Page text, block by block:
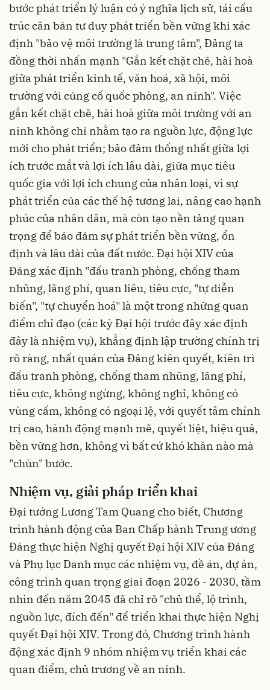
bước phát triển lý luận có ý nghĩa lịch sử, tái cấu
trúc căn bản tư duy phát triển bền vững khi xác
định "bảo vệ môi trường là trung tâm", Đảng ta
đồng thời nhấn mạnh "Gắn kết chặt chẽ, hài hoà
giữa phát triển kinh tế, văn hoá, xã hội, môi
trường với củng cố quốc phòng, an ninh". Việc
gắn kết chặt chẽ, hài hoà giữa môi trường với an
ninh không chỉ nhằm tạo ra nguồn lực, động lực
mới cho phát triển; bảo đảm thống nhất giữa lợi
ích trước mắt và lợi ích lâu dài, giữa mục tiêu
quốc gia với lợi ích chung của nhân loại, vì sự
phát triển của các thế hệ tương lai, nâng cao hạnh
phúc của nhân dân, mà còn tạo nền tảng quan
trọng để bảo đảm sự phát triển bền vững, ổn
định và lâu dài của đất nước. Đại hội XIV của
Đảng xác định "đấu tranh phòng, chống tham
nhũng, lãng phí, quan liêu, tiêu cực, "tự diễn
biến", "tự chuyển hoá" là một trong những quan
điểm chỉ đạo (các kỳ Đại hội trước đây xác định
đây là nhiệm vụ), khẳng định lập trường chính trị
rõ ràng, nhất quán của Đảng kiên quyết, kiên trì
đấu tranh phòng, chống tham nhũng, lãng phí,
tiêu cực, không ngừng, không nghỉ, không có
vùng cấm, không có ngoại lệ, với quyết tâm chính
trị cao, hành động mạnh mẽ, quyết liệt, hiệu quả,
bền vững hơn, không vì bất cứ khó khăn nào mà
"chùn" bước.
Nhiệm vụ, giải pháp triển khai
Đại tướng Lương Tam Quang cho biết, Chương
trình hành động của Ban Chấp hành Trung ương
Đảng thực hiện Nghị quyết Đại hội XIV của Đảng
và Phụ lục Danh mục các nhiệm vụ, đề án, dự án,
công trình quan trọng giai đoạn 2026 - 2030, tầm
nhìn đến năm 2045 đã chỉ rõ "chủ thể, lộ trình,
nguồn lực, đích đến" để triển khai thực hiện Nghị
quyết Đại hội XIV. Trong đó, Chương trình hành
động xác định 9 nhóm nhiệm vụ triển khai các
quan điểm, chủ trương về an ninh.